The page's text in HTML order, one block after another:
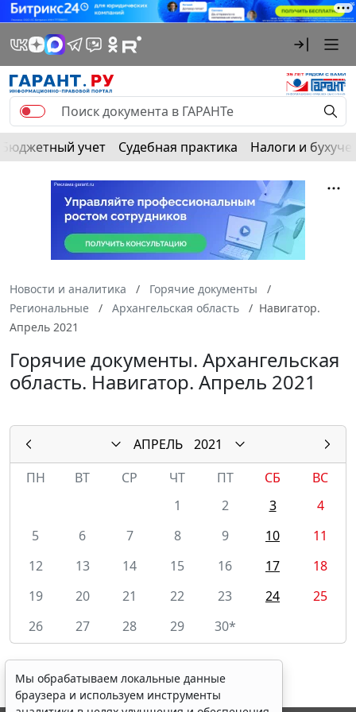
Бюджетный учет Судебная практика Налоги и
Новости и аналитика
Горячие документы
Региональные
Архангельская область
Навигатор.
Апрель 2021
Горячие документы. Архангельская
область. Навигатор. Апрель 2021
АПРЕЛЬ
2021
ПН
ВТ СР ЧТ ПТ СБ
ВС
1
2 3
4
5
6 7 8 9 10
11
12
13 14 15 16 17
18
19
20 21 22 23 24
25
26
27 28 29 30*
Мы обрабатываем локальные данные
браузера и используем инструменты